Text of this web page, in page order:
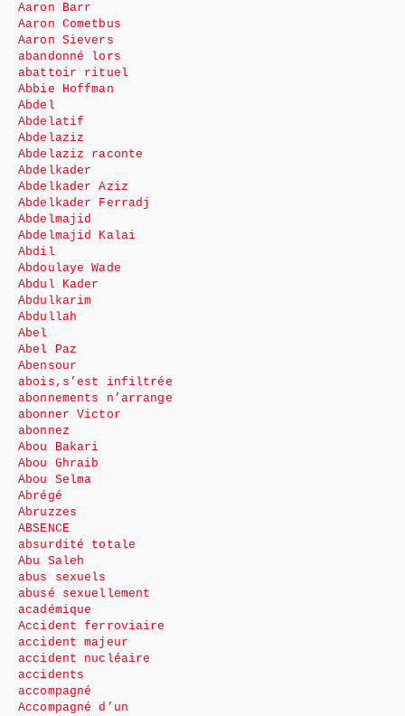
Aaron Barr
Aaron Cometbus
Aaron Sievers
abandonné lors
abattoir rituel
Abbie Hoffman
Abdel
Abdelatif
Abdelaziz
Abdelaziz raconte
Abdelkader
Abdelkader Aziz
Abdelkader Ferradj
Abdelmajid
Abdelmajid Kalai
Abdil
Abdoulaye Wade
Abdul Kader
Abdulkarim
Abdullah
Abel
Abel Paz
Abensour
abois,s’est infiltrée
abonnements n’arrange
abonner Victor
abonnez
Abou Bakari
Abou Ghraib
Abou Selma
Abrégé
Abruzzes
ABSENCE
absurdité totale
Abu Saleh
abus sexuels
abusé sexuellement
académique
Accident ferroviaire
accident majeur
accident nucléaire
accidents
accompagné
Accompagné d’un